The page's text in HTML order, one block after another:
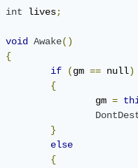
int lives;
void Awake()
{
if
(gm == null)
{
			gm
=
}
else
{